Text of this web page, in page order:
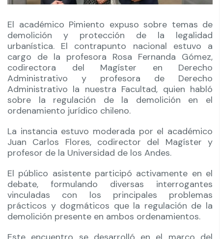
El académico Pimiento expuso sobre temas de
demolición y protección de la legalidad
urbanística. El contrapunto nacional estuvo a
cargo de la profesora Rosa Fernanda Gómez,
codirectora del Magíster en Derecho
Administrativo y profesora de Derecho
Administrativo la nuestra Facultad, quien habló
sobre la regulación de la demolición en el
ordenamiento jurídico chileno.
La instancia estuvo moderada por el académico
Juan Carlos Flores, codirector del Magíster y
profesor de la Universidad de los Andes.
El público asistente participó activamente en el
debate, formulando diversas interrogantes
vinculadas con los principales problemas
prácticos y dogmáticos que la regulación de la
demolición presente en ambos ordenamientos.